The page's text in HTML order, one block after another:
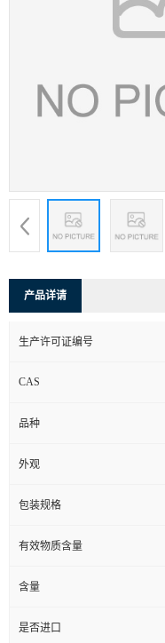
产品详请
生产许可证编号
CAS
品种
外观
包装规格
有效物质含量
含量
是否进口